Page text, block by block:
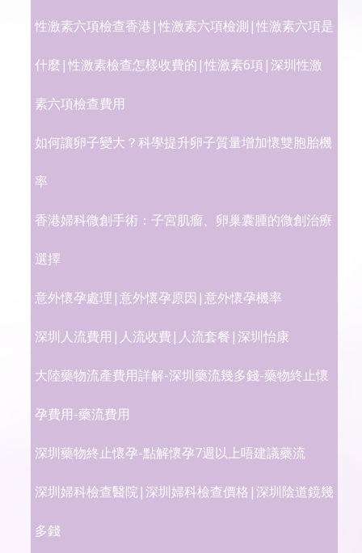
性激素六項檢查香港|性激素六項檢測|性激素六項是
什麼|性激素檢查怎樣收費的|性激素6項|深圳性激
素六項檢查費用
如何讓卵子變大？科學提升卵子質量增加懷雙胞胎機
率
香港婦科微創手術：子宮肌瘤、卵巢囊腫的微創治療
選擇
意外懷孕處理|意外懷孕原因|意外懷孕機率
深圳人流費用|人流收費|人流套餐|深圳怡康
大陸藥物流產費用詳解-深圳藥流幾多錢-藥物終止懷
孕費用-藥流費用
深圳藥物終止懷孕-點解懷孕7週以上唔建議藥流
深圳婦科檢查醫院|深圳婦科檢查價格|深圳陰道鏡幾
多錢